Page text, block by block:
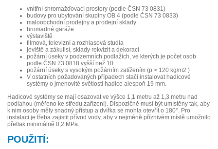
vnitřní shromažďovací prostory (podle ČSN 73 0831)
budovy pro ubytování skupiny OB 4 (podle ČSN 73 0833)
maloobchodní prodejny a prodejní sklady
hromadné garáže
výstaviště
filmová, televizní a rozhlasová studia
jeviště a zákulisí, sklady rekvizit a dekorací
požární úseky v podzemních podlažích, ve kterých je počet osob
podle ČSN 73 0818 vyšší než 10
požární úseky s vysokým požárním zatížením (p > 120 kg/m2 )
V ostatních požadovaných případech stačí instalovat hadicové
systémy o jmenovité světlosti hadice alespoň 19 mm.
Hadicové systémy se mají osazovat ve výšce 1,1 metru až 1,3 metru nad
podlahou (měřeno ke středu zařízení). Dispozičně musí být umístěny tak, aby
k nim osoby měly snadný přístup a dvířka se mohla otevřít o 180°. Pro
instalaci je třeba zajistit přívod vody, aby v nejméně příznivém místě umožnilo
přetlak minimálně 0,2 MPa.
POUŽITÍ: